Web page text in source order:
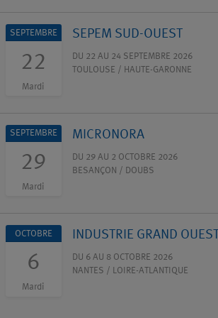
SEPTEMBRE
22
Mardi
SEPEM SUD-OUEST
DU 22 AU 24 SEPTEMBRE 2026
TOULOUSE / HAUTE-GARONNE
SEPTEMBRE
29
Mardi
MICRONORA
DU 29 AU 2 OCTOBRE 2026
BESANÇON / DOUBS
OCTOBRE
6
Mardi
INDUSTRIE GRAND OUEST
DU 6 AU 8 OCTOBRE 2026
NANTES / LOIRE-ATLANTIQUE